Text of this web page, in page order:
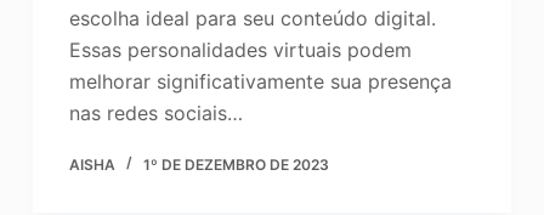
escolha ideal para seu conteúdo digital.
Essas personalidades virtuais podem
melhorar significativamente sua presença
nas redes sociais…
AISHA 1º DE DEZEMBRO DE 2023